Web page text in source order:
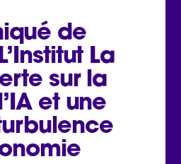
de
La
sur la
et une